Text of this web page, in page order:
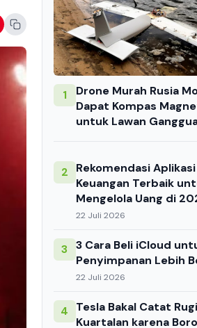
1
Drone Murah Rusia
Dapat Kompas
untuk Lawan
2 Rekomendasi Aplikasi
Keuangan Terbaik
Mengelola Uang di
22 Juli 2026
3
3 Cara Beli iCloud
Penyimpanan Lebih
22 Juli 2026
4 Tesla Bakal Catat Rugi
Kuartalan karena